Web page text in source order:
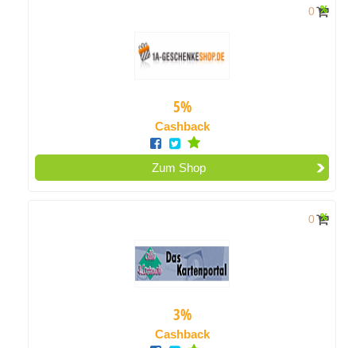
0
5%
Cashback
Zum Shop
0
3%
Cashback